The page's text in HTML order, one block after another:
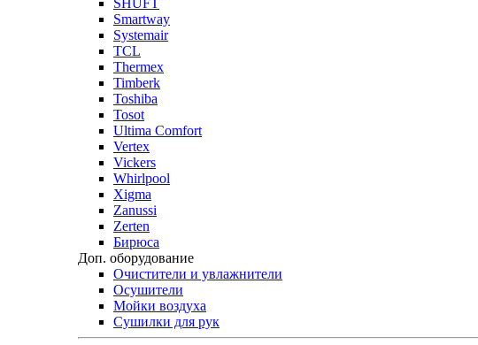
SHUFT
Smartway
Systemair
TCL
Thermex
Timberk
Toshiba
Tosot
Ultima Comfort
Vertex
Vickers
Whirlpool
Xigma
Zanussi
Zerten
Бирюса
Доп. оборудование
Очистители и увлажнители
Осушители
Мойки воздуха
Сушилки для рук